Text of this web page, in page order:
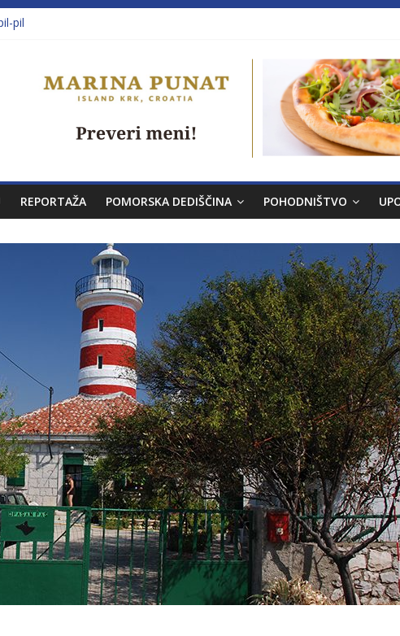
pil
11
v slovenskem morju št. 9
več
REPORTAŽA POMORSKA DEDIŠČINA POHODNIŠTVO